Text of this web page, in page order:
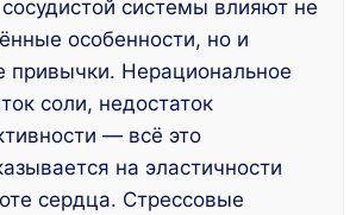
системы влияют не
особенности, но и
привычки. Нерациональное
соли, недостаток
— всё это
на эластичности
сердца. Стрессовые